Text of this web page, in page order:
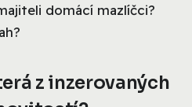
domácí mazlíčci?
z inzerovaných